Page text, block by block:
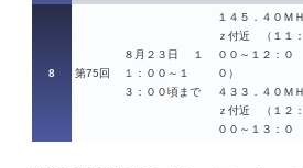
8 第75回
８月２３日 １
１：００～１
３：００頃まで
１４５．４０ＭＨ
ｚ付近 （１１：
００～１２：０
０）
４３３．４０ＭＨ
ｚ付近 （１２：
００～１３：０